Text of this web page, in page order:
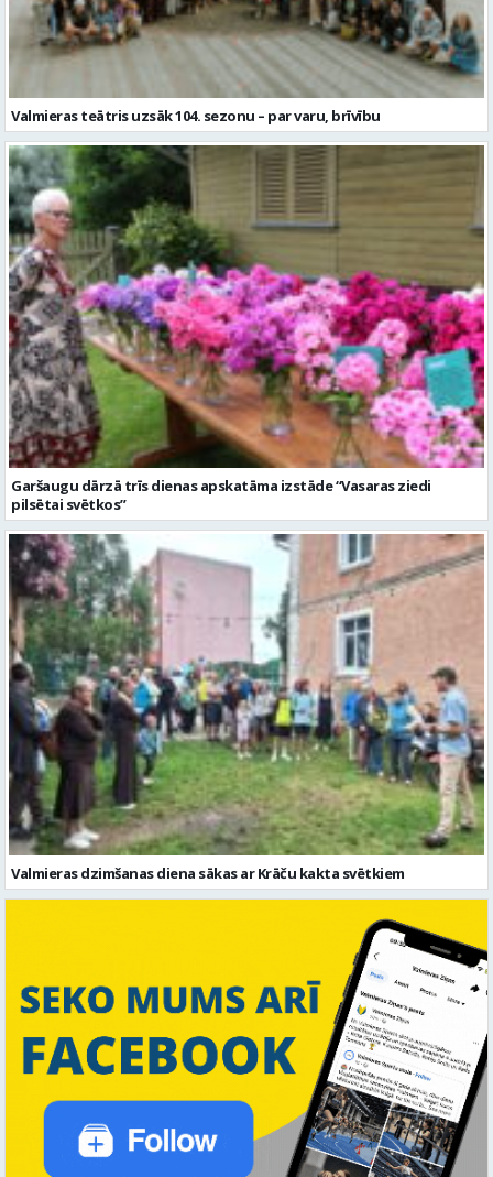
Valmieras teātris uzsāk 104. sezonu – par varu, brīvību
Garšaugu dārzā trīs dienas apskatāma izstāde “Vasaras ziedi
pilsētai svētkos”
Valmieras dzimšanas diena sākas ar Krāču kakta svētkiem